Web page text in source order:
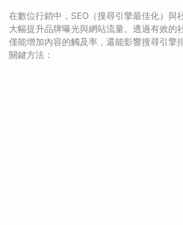
在數位行銷中，SEO（搜尋引擎最佳化）與
大幅提升品牌曝光與網站流量。透過有效的
僅能增加內容的觸及率，還能影響搜尋引擎
關鍵方法：